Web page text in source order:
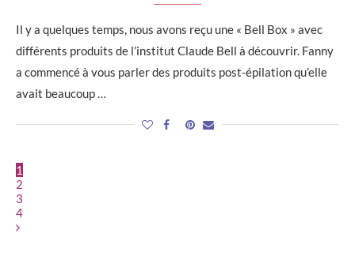
Il y a quelques temps, nous avons reçu une « Bell Box » avec
différents produits de l’institut Claude Bell à découvrir. Fanny
a commencé à vous parler des produits post-épilation qu’elle
avait beaucoup …
1
2
3
4